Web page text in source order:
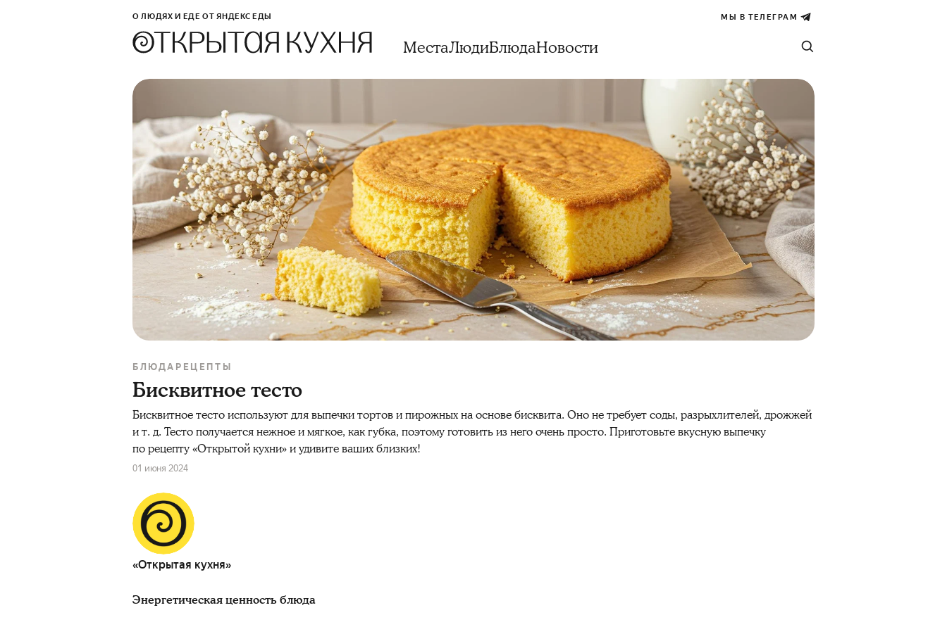
О ЛЮДЯХ И ЕДЕ ОТ ЯНДЕКС ЕДЫ МЫ В ТЕЛЕГРАМ
МестаЛюдиБлюдаНовости
БЛЮДА РЕЦЕПТЫ
Бисквитное тесто
Бисквитное тесто используют для выпечки тортов и пирожных на основе бисквита. Оно не требует соды, разрыхлителей, дрожжей
и т. д. Тесто получается нежное и мягкое, как губка, поэтому готовить из него очень просто. Приготовьте вкусную выпечку
по рецепту «Открытой кухни» и удивите ваших близких!
01 июня 2024
«Открытая кухня»
Энергетическая ценность блюда